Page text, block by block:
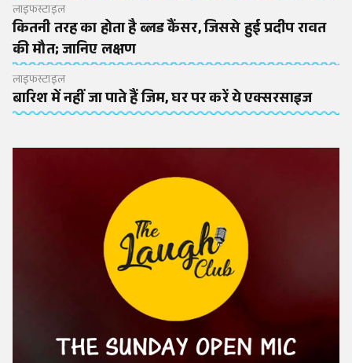
लाइफस्टाइल
कितनी तरह का होता है ब्लड कैंसर, जिससे हुई प्रदीप रावत
की मौत; जानिए लक्षण
लाइफस्टाइल
बारिश में नहीं जा पाते हैं जिम, घर पर करें ये एक्सरसाइज